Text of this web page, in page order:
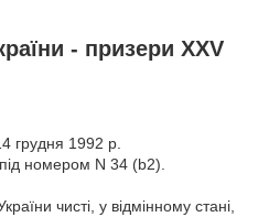
- призери XXV
грудня 1992 р.
номером N 34 (b2).
чисті, у відмінному стані,